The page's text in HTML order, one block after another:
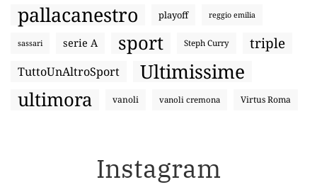
pallacanestro playoff reggio emilia
sassari serie A sport Steph Curry triple
TuttoUnAltroSport Ultimissime
ultimora vanoli vanoli cremona Virtus Roma
Instagram